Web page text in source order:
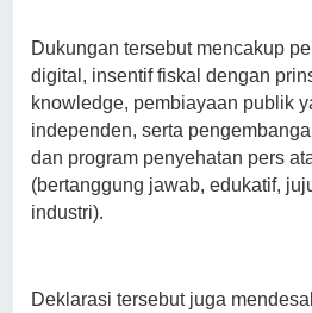
Dukungan tersebut mencakup
digital, insentif fiskal dengan
knowledge, pembiayaan publik
independen, serta
dan program penyehatan pers
(bertanggung jawab, edukatif,
industri).
Deklarasi tersebut juga